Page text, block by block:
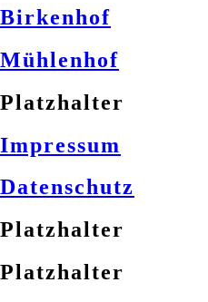
Birkenhof
Mühlenhof
Platzhalter
Impressum
Datenschutz
Platzhalter
Platzhalter